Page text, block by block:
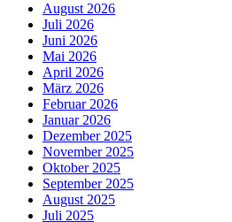
August 2026
Juli 2026
Juni 2026
Mai 2026
April 2026
März 2026
Februar 2026
Januar 2026
Dezember 2025
November 2025
Oktober 2025
September 2025
August 2025
Juli 2025